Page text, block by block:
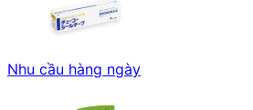
Nhu cầu hàng ngày